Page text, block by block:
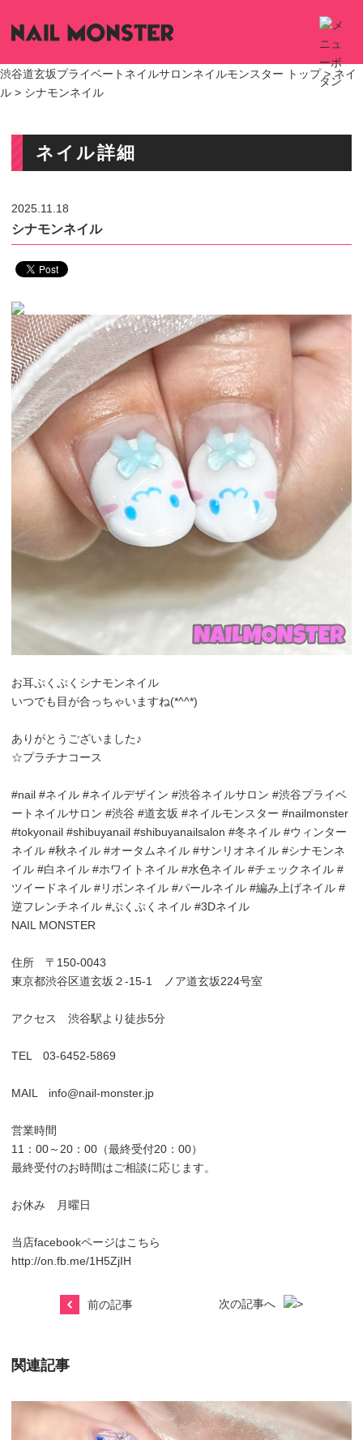
渋谷道玄坂プライベートネイルサロンネイルモンスター トップ > ネイ
ル > シナモンネイル
ネイル詳細
2025.11.18
シナモンネイル
お耳ぷくぷくシナモンネイル
いつでも目が合っちゃいますね(*^^*)
ありがとうございました♪
☆プラチナコース
#nail #ネイル #ネイルデザイン #渋谷ネイルサロン #渋谷プライベ
ートネイルサロン #渋谷 #道玄坂 #ネイルモンスター #nailmonster
#tokyonail #shibuyanail #shibuyanailsalon #冬ネイル #ウィンター
ネイル #秋ネイル #オータムネイル #サンリオネイル #シナモンネ
イル #白ネイル #ホワイトネイル #水色ネイル #チェックネイル #
ツイードネイル #リボンネイル #パールネイル #編み上げネイル #
逆フレンチネイル #ぷくぷくネイル #3Dネイル
NAIL MONSTER
住所 〒150-0043
東京都渋谷区道玄坂２-15-1 ノア道玄坂224号室
アクセス 渋谷駅より徒歩5分
TEL 03-6452-5869
MAIL info@nail-monster.jp
営業時間
11：00～20：00（最終受付20：00）
最終受付のお時間はご相談に応じます。
お休み 月曜日
当店facebookページはこちら
http://on.fb.me/1H5ZjIH
前の記事 次の記事へ
関連記事